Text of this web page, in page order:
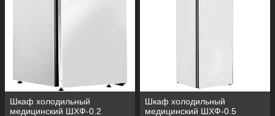
располагается выше ноля градусов
Безопасная
Шкаф холодильный
медицинский ШХФ-0.2
Шкаф холодильный
медицинский ШХФ-0.5